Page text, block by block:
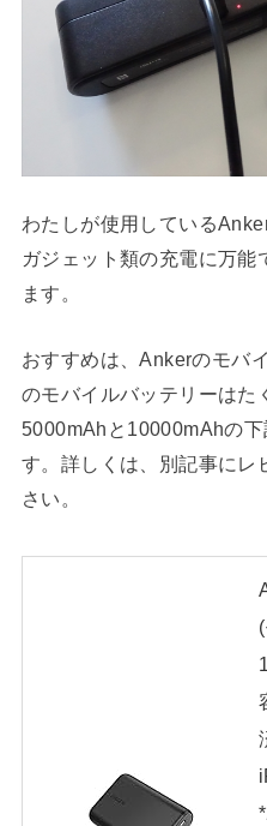
わたしが使用している
ガジェット類の充電に万能
ます。
おすすめは、Ankerのモバ
のモバイルバッテリーはた
5000mAhと10000mAhの
す。詳しくは、別記事にレ
さい。